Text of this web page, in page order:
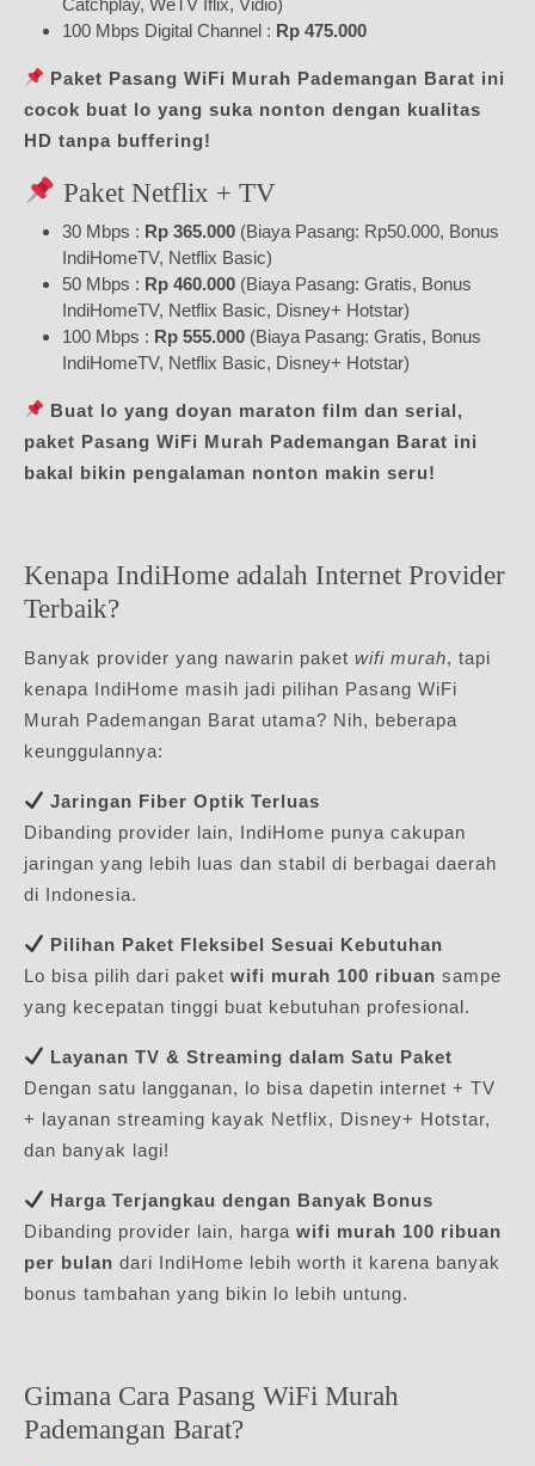
100 Mbps Digital Channel : Rp 475.000
Paket Pasang WiFi Murah Pademangan Barat ini
cocok buat lo yang suka nonton dengan kualitas
HD tanpa buffering!
Paket Netflix + TV
30 Mbps : Rp 365.000 (Biaya Pasang: Rp50.000, Bonus
IndiHomeTV, Netflix Basic)
50 Mbps : Rp 460.000 (Biaya Pasang: Gratis, Bonus
IndiHomeTV, Netflix Basic, Disney+ Hotstar)
100 Mbps : Rp 555.000 (Biaya Pasang: Gratis, Bonus
IndiHomeTV, Netflix Basic, Disney+ Hotstar)
Buat lo yang doyan maraton film dan serial,
paket Pasang WiFi Murah Pademangan Barat ini
bakal bikin pengalaman nonton makin seru!
Kenapa IndiHome adalah Internet Provider
Terbaik?
Banyak provider yang nawarin paket wifi murah, tapi
kenapa IndiHome masih jadi pilihan Pasang WiFi
Murah Pademangan Barat utama? Nih, beberapa
keunggulannya:
Jaringan Fiber Optik Terluas
Dibanding provider lain, IndiHome punya cakupan
jaringan yang lebih luas dan stabil di berbagai daerah
di Indonesia.
Pilihan Paket Fleksibel Sesuai Kebutuhan
Lo bisa pilih dari paket wifi murah 100 ribuan sampe
yang kecepatan tinggi buat kebutuhan profesional.
Layanan TV & Streaming dalam Satu Paket
Dengan satu langganan, lo bisa dapetin internet + TV
+ layanan streaming kayak Netflix, Disney+ Hotstar,
dan banyak lagi!
Harga Terjangkau dengan Banyak Bonus
Dibanding provider lain, harga wifi murah 100 ribuan
per bulan dari IndiHome lebih worth it karena banyak
bonus tambahan yang bikin lo lebih untung.
Gimana Cara Pasang WiFi Murah
Pademangan Barat?